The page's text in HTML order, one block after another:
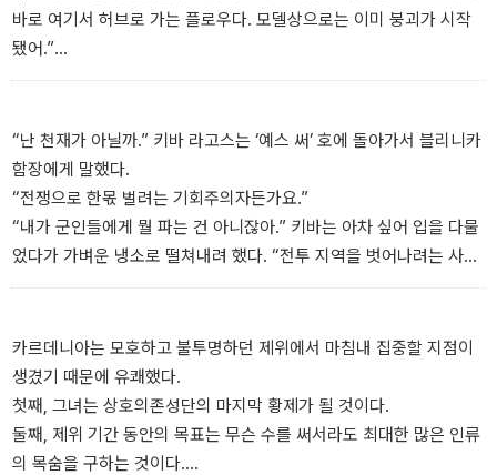
바로 여기서 허브로 가는 플로우다. 모델상으로는 이미 붕괴가 시작
됐어.”
“완전히 없어질 때까지 얼마나 걸릴까요?” 브레나가 물었다.
악은 일주일 뒤. 그 뒤에는 접근 불가능할 거야. 여기 엔드에 있는 우
주선은 여기 머물러야 한다. 영원히.” _본문 중에서
“난 천재가 아닐까.” 키바 라고스는 ‘예스 써’ 호에 돌아가서 블리니카
함장에게 말했다.
“전쟁으로 한몫 벌려는 기회주의자든가요.”
“내가 군인들에게 뭘 파는 건 아니잖아.” 키바는 아차 싶어 입을 다물
었다가 가벼운 냉소로 떨쳐내려 했다. “전투 지역을 벗어나려는 사람
들에게 서비스를 제공하고 있는 거라고. 사실 이건 인도주의적인 사
“두당 50만 마크로요.”
“내 가슴에서 동정심이 철철 흘러넘친다고 한 적은 없어.”
“손실이 소액으로 줄어드는 정도라 해도 상황을 감안할 때 우리에게
는 큰 이익입니다. 저는 함장직을 잃지 않을 것이고, 당신은 어머니와
라고스 가문 앞에서 체면을 잃지 않겠지요. 하시는 일은 경제적으로
카르데니아는 모호하고 불투명하던 제위에서 마침내 집중할 지점이
생겼기 때문에 유쾌했다.
첫째, 그녀는 상호의존성단의 마지막 황제가 될 것이다.
둘째, 제위 기간 동안의 목표는 무슨 수를 써서라도 최대한 많은 인류
의 목숨을 구하는 것이다.